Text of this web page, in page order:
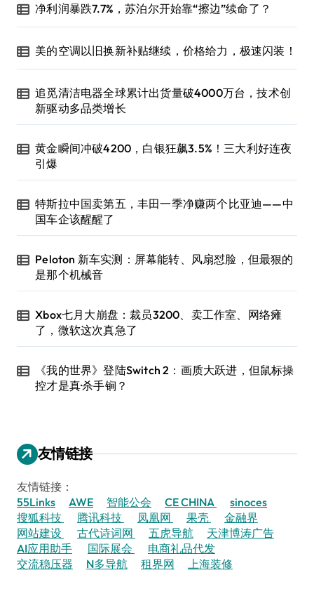
净利润暴跌7.7%，苏泊尔开始靠“擦边”续命了？
美的空调以旧换新补贴继续，价格给力，极速闪装！
追觅清洁电器全球累计出货量破4000万台，技术创
新驱动多品类增长
黄金瞬间冲破4200，白银狂飙3.5%！三大利好连夜
引爆
特斯拉中国卖第五，丰田一季净赚两个比亚迪——中
国车企该醒醒了
Peloton 新车实测：屏幕能转、风扇怼脸，但最狠的
是那个机械音
Xbox七月大崩盘：裁员3200、卖工作室、网络瘫
了，微软这次真急了
《我的世界》登陆Switch 2：画质大跃进，但鼠标操
控才是真·杀手锏？
友情链接
友情链接：
55Links
AWE 智能公会 CE CHINA
sinoces
搜狐科技
腾讯科技 凤凰网 果壳
金融界
网站建设
古代诗词网 五虎导航
天津博涛广告
AI应用助手
国际展会
电商礼品代发
交流稳压器
N多导航 租界网 上海装修